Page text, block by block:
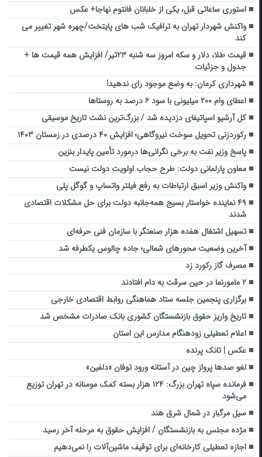
استوری ساعاتی قبل، یکی از خلبانان فانتوم نهاجا+ عکس
واکنش شهردار تهران به ترافیک شب های پایتخت/چهره شهر تغییر می
کند
قیمت طلا، دلار و سکه امروز سه شنبه ۲۳تیر/ افزایش همه قیمت ها +
جدول و جزئیات
شهرداری کرمان: به وضع موجود رای ندهید!
اعطای وام ۲۰۰ میلیونی با سود ۶ درصد به روستاها
کل آرشیو اسپاتیفای دزدیده شد / بزرگ‌ترین نشت تاریخ موسیقی
رکوردزنی تحویل سوخت نیروگاهی؛ افزایش ۴۰ درصدی در زمستان ۱۴۰۳
پاسخ وزیر نفت به برخی نگرانی‌ها درمورد تأمین پایدار بنزین
معاون پارلمانی دولت: طرح حجاب اولویت دولت نیست
واکنش وزیر اسبق ارتباطات به رفع فیلتر واتساپ و گوگل پلی
۴۹ نماینده خواستار بسیج همه‌جانبه دولت برای حل مشکلات اقتصادی
شدند
تسهیل اشتغال هفده هزار صنعتگر با سازمان فنی حرفه‌ای
آخرین وضعیت محورهای شمالی؛ جاده چالوس یکطرفه شد
مصرف گاز رکورد زد
۲ مامورنما در حین سرقت به دام افتادند
برگزاری پنجمین جلسه ستاد هماهنگی روابط اقتصادی خارجی
تاریخ واریز حقوق بازنشستگان کشوری بانک صادرات مشخص شد
اعلام تعطیلی زودهنگام مدارس این استان
عکس | تانک پرنده
لغو صدها پرواز چین در آستانه ورود توفان «دلفین»
فرمانده سپاه تهران بزرگ: ۱۲۴ هزار بسته کمک مومنانه در تهران توزیع
می‌شود
سیل مرگبار در شمال شرق هند
مژده مجلس به بازنشستگان / افزایش حقوق به مرحله آخر رسید
اجازه تعطیلی کارخانه‌‌ای برای توقیف ماشین‌آلات را نمی‌دهیم